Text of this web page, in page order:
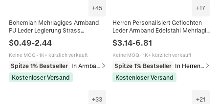
+45
Bohemian Mehrlagiges Armband
PU Leder Legierung Strass
Magnetverschluss Kreuz
Lebensbaum Herz
Unendlichkeitsanhänger Damen
$0.49-2.44
Keine MOQ · 1K+ kürzlich verkauft
Spitze 1% Bestseller
In Armbänder
Kostenloser Versand
+17
Herren Personalisiert Geflochten
Leder Armband Edelstahl Mehrlagig
Punk Fashion Schmuck Geschenk
Für Freund Männer
$3.14-6.81
Keine MOQ · 1K+ kürzlich verkauft
Spitze 1% Bestseller
In Herrenarmbänder
Kostenloser Versand
+33 +21